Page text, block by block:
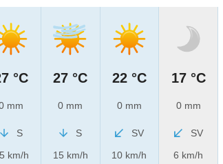
°C
mm
S
km/h
27 °C
0 mm
S
15 km/h
22 °C
0 mm
SV
10 km/h
17 °C
0 mm
SV
6 km/h